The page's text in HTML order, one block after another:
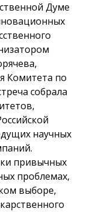
Думе
Комитета по
собрала
научных
привычных
проблемах,
выборе,